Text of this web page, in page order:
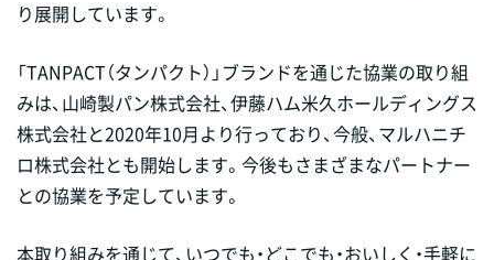
り展開しています。
「TANPACT（タンパクト）」ブランドを通じた協業の取り組
みは、山崎製パン株式会社、伊藤ハム米久ホールディングス
株式会社と2020年10月より行っており、今般、マルハニチ
ロ株式会社とも開始します。今後もさまざまなパートナー
との協業を予定しています。
本取り組みを通じて、いつでも・どこでも・おいしく・手軽に